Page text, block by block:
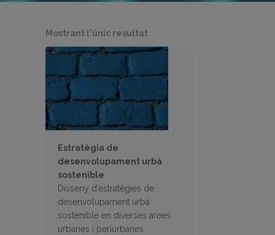
Mostrant l'únic resultat
Estratègia de
desenvolupament urbà
sostenible
Disseny d’estratègies de
desenvolupament urbà
sostenible en diverses àrees
urbanes i periurbanes.